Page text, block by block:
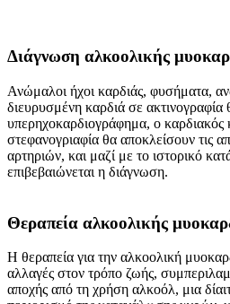
Διάγνωση αλκοολικής
Ανώμαλοι ήχοι καρδιάς, φυσήματα,
διευρυσμένη καρδιά σε
υπερηχοκαρδιογράφημα, ο καρδιακός
στεφανογριαφία θα αποκλείσουν τις
αρτηριών, και μαζί με το ιστορικό
επιβεβαιώνεται η διάγνωση.
Θεραπεία αλκοολικής
Η θεραπεία για την αλκοολική
αλλαγές στον τρόπο ζωής,
αποχής από τη χρήση αλκοόλ, μια